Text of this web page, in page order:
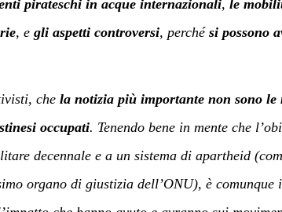
pirateschi in acque internazionali, le
, e gli aspetti controversi, perché si possono
chela notizia più importante non sono le
occupati. Tenendo bene in mente che
decennale e a un sistema di apartheid
organo di giustizia dell’ONU), è